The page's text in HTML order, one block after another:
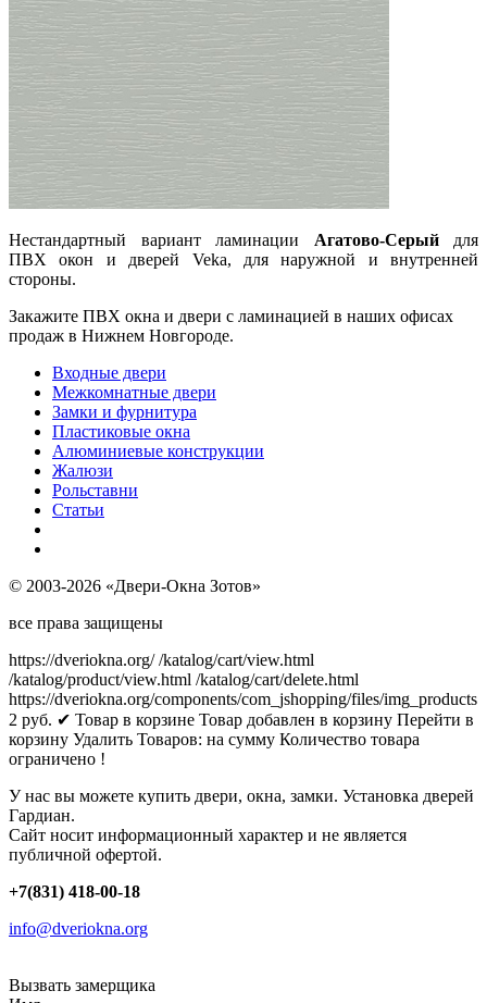
Нестандартный вариант ламинации Агатово-Серый для
ПВХ окон и дверей Veka, для наружной и внутренней
стороны.
Закажите ПВХ окна и двери с ламинацией в наших офисах
продаж в Нижнем Новгороде.
Входные двери
Межкомнатные двери
Замки и фурнитура
Пластиковые окна
Алюминиевые конструкции
Жалюзи
Рольставни
Статьи
© 2003-2026 «Двери-Окна Зотов»
все права защищены
https://dveriokna.org/ /katalog/cart/view.html
/katalog/product/view.html /katalog/cart/delete.html
https://dveriokna.org/components/com_jshopping/files/img_products
2 руб. ✔ Товар в корзине Товар добавлен в корзину Перейти в
корзину Удалить Товаров: на сумму Количество товара
ограничено !
У нас вы можете купить двери, окна, замки. Установка дверей
Гардиан.
Сайт носит информационный характер и не является
публичной офертой.
+7(831) 418-00-18
info@dveriokna.org
Вызвать замерщика